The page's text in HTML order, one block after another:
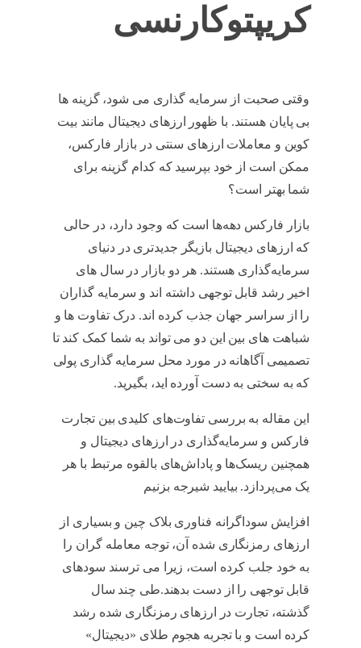
کریپتوکارنسی
وقتی صحبت از سرمایه گذاری می شود، گزینه ها
بی پایان هستند. با ظهور ارزهای دیجیتال مانند بیت
کوین و معاملات ارزهای سنتی در بازار فارکس،
ممکن است از خود بپرسید که کدام گزینه برای
شما بهتر است؟
بازار فارکس دهه‌ها است که وجود دارد، در حالی
که ارزهای دیجیتال بازیگر جدیدتری در دنیای
سرمایه‌گذاری هستند. هر دو بازار در سال های
اخیر رشد قابل توجهی داشته اند و سرمایه گذاران
را از سراسر جهان جذب کرده اند. درک تفاوت ها و
شباهت های بین این دو می تواند به شما کمک کند تا
تصمیمی آگاهانه در مورد محل سرمایه گذاری پولی
که به سختی به دست آورده اید، بگیرید.
این مقاله به بررسی تفاوت‌های کلیدی بین تجارت
فارکس و سرمایه‌گذاری در ارزهای دیجیتال و
همچنین ریسک‌ها و پاداش‌های بالقوه مرتبط با هر
یک می‌پردازد. بیایید شیرجه بزنیم
افزایش سوداگرانه فناوری بلاک چین و بسیاری از
ارزهای رمزنگاری شده آن، توجه معامله گران را
به خود جلب کرده است، زیرا می ترسند سودهای
قابل توجهی را از دست بدهند.طی چند سال
گذشته، تجارت در ارزهای رمزنگاری شده رشد
کرده است و با تجربه هجوم طلای «دیجیتال»